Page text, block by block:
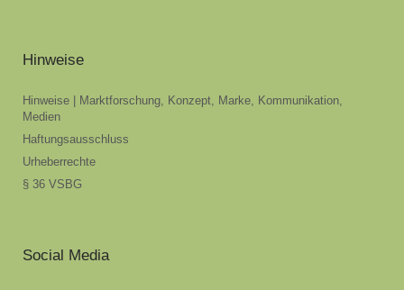
Hinweise
Hinweise | Marktforschung, Konzept, Marke, Kommunikation,
Medien
Haftungsausschluss
Urheberrechte
§ 36 VSBG
Social Media